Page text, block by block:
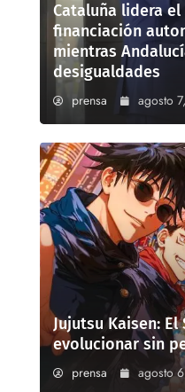
Cataluña lidera
financiación
mientras
desigualdades
prensa agosto
Jujutsu Kaisen:
evolucionar sin
prensa agosto